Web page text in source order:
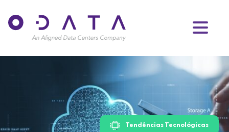
Tendências Tecnológicas